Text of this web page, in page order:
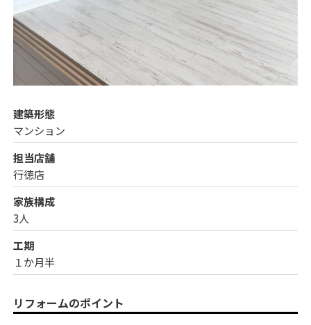
建築形態
マンション
担当店舗
行徳店
家族構成
3人
工期
１か月半
リフォームのポイント